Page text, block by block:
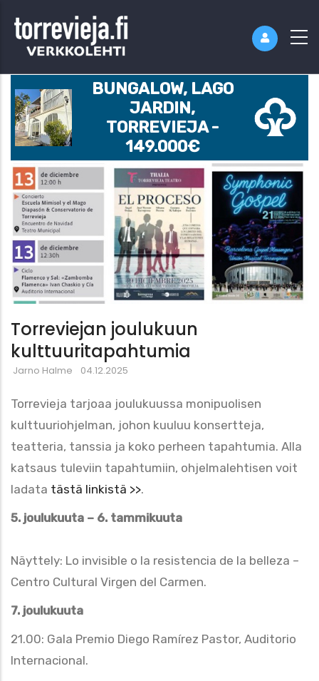
BUNGALOW, LAGO
JARDIN,
TORREVIEJA -
149.000€
Torreviejan joulukuun
kulttuuritapahtumia
Jarno Halme 04.12.2025
Torrevieja tarjoaa joulukuussa monipuolisen
kulttuuriohjelman, johon kuuluu konsertteja,
teatteria, tanssia ja koko perheen tapahtumia. Alla
katsaus tuleviin tapahtumiin, ohjelmalehtisen voit
ladata tästä linkistä >>.
5. joulukuuta – 6. tammikuuta
Näyttely: Lo invisible o la resistencia de la belleza –
Centro Cultural Virgen del Carmen.
7. joulukuuta
21.00: Gala Premio Diego Ramírez Pastor, Auditorio
Internacional.